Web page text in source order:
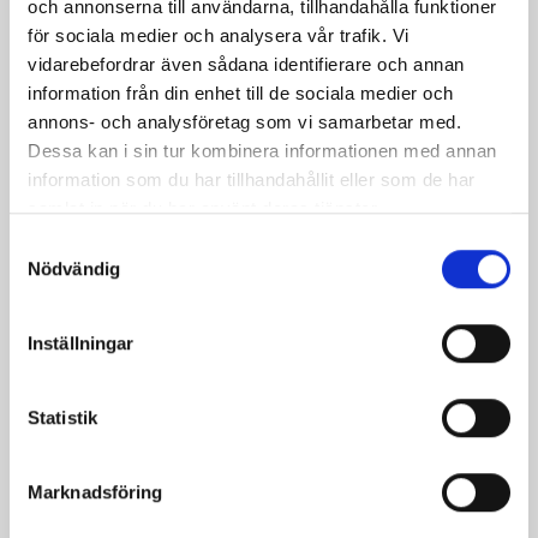
och annonserna till användarna, tillhandahålla funktioner
för sociala medier och analysera vår trafik. Vi
vidarebefordrar även sådana identifierare och annan
information från din enhet till de sociala medier och
annons- och analysföretag som vi samarbetar med.
Dessa kan i sin tur kombinera informationen med annan
information som du har tillhandahållit eller som de har
samlat in när du har använt deras tjänster.
Nödvändig
Inställningar
Statistik
Marknadsföring